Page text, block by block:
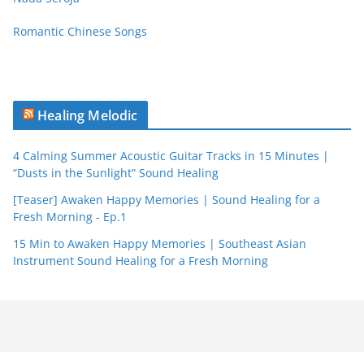
Romantic Chinese Songs
Healing Melodic
4 Calming Summer Acoustic Guitar Tracks in 15 Minutes |
“Dusts in the Sunlight” Sound Healing
[Teaser] Awaken Happy Memories | Sound Healing for a
Fresh Morning - Ep.1
15 Min to Awaken Happy Memories | Southeast Asian
Instrument Sound Healing for a Fresh Morning